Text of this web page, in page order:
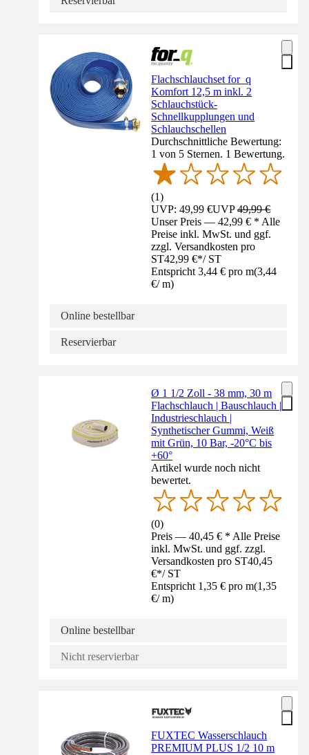
Flachschlauchset for_q
Komfort 12,5 m inkl. 2
Schlauchstück-
Schnellkupplungen und
Schlauchschellen
Durchschnittliche Bewertung:
1 von 5 Sternen. 1 Bewertung.
(1)
UVP: 49,99 €UVP49,99 €
Unser Preis — 42,99 € * Alle
Preise inkl. MwSt. und ggf.
zzgl. Versandkosten pro
ST42,99 €*/ ST
Entspricht 3,44 € pro m(3,44
€/ m)
Online bestellbar
Reservierbar
Ø 1 1/2 Zoll - 38 mm, 30 m
Flachschlauch | Bauschlauch |
Industrieschlauch |
Synthetischer Gummi, Weiß
mit Grün, 10 Bar, -20°C bis
+60°
Artikel wurde noch nicht
bewertet.
(0)
Preis — 40,45 € * Alle Preise
inkl. MwSt. und ggf. zzgl.
Versandkosten pro ST40,45
€*/ ST
Entspricht 1,35 € pro m(1,35
€/ m)
Online bestellbar
Nicht reservierbar
FUXTEC Wasserschlauch
PREMIUM PLUS 1/2 10 m